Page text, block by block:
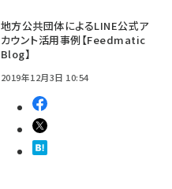
地方公共団体によるLINE公式ア
カウント活用事例【Feedmatic
Blog】
2019年12月3日 10:54